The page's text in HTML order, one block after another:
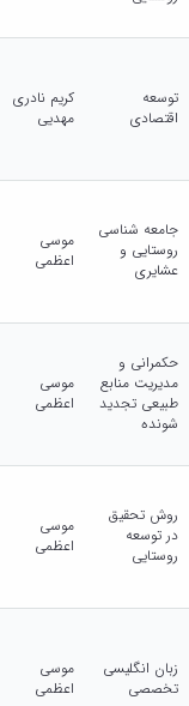
توسعه
اقتصادی
کریم نادری
مهدیی
جامعه شناسی
روستایی و
عشایری
موسی
اعظمی
حکمرانی و
مدیریت منابع
طبیعی تجدید
شونده
موسی
اعظمی
روش تحقیق
در توسعه
روستایی
موسی
اعظمی
زبان انگلیسی
تخصصی
موسی
اعظمی